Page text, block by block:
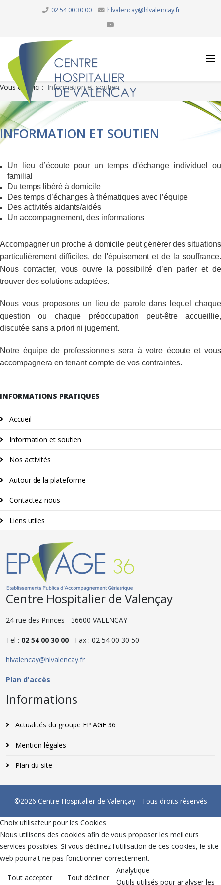
02 54 00 30 00 hlvalencay@hlvalencay.fr
Vous êtes ici : Information et soutien
INFORMATION ET SOUTIEN
Un lieu d’écoute pour un temps d'échange individuel ou
familial
Du temps libéré à domicile
Des temps d’échanges à thématiques avec l’équipe
Des activités aidants/aidés
Un accompagnement, des informations
Accompagner un proche à domicile peut générer des situations
particulièrement difficiles, de l'épuisement et de la souffrance.
Nous contacter, vous ouvre la possibilité d’en parler et de
trouver des solutions adaptées.
Nous vous proposons un lieu de parole dans lequel chaque
question ou chaque préoccupation peut-être accueillie,
discutée sans a priori ni jugement.
Notre équipe de professionnels sera à votre écoute et vous
accompagnera en tenant compte de vos contraintes.
INFORMATIONS PRATIQUES
Accueil
Information et soutien
Nos activités
Autour de la plateforme
Contactez-nous
Liens utiles
Centre Hospitalier de Valençay
24 rue des Princes - 36600 VALENCAY
Tel : 02 54 00 30 00 - Fax : 02 54 00 30 50
hlvalencay@hlvalencay.fr
Plan d'accès
Informations
Actualités du groupe EP'AGE 36
Mention légales
Plan du site
©2026 Centre Hospitalier de Valençay - Tous droits réservés
Choix utilisateur pour les Cookies
Nous utilisons des cookies afin de vous proposer les meilleurs
services possibles. Si vous déclinez l'utilisation de ces cookies, le site
web pourrait ne pas fonctionner correctement.
Tout accepter Tout décliner
Analytique
Outils utilisés pour analyser les